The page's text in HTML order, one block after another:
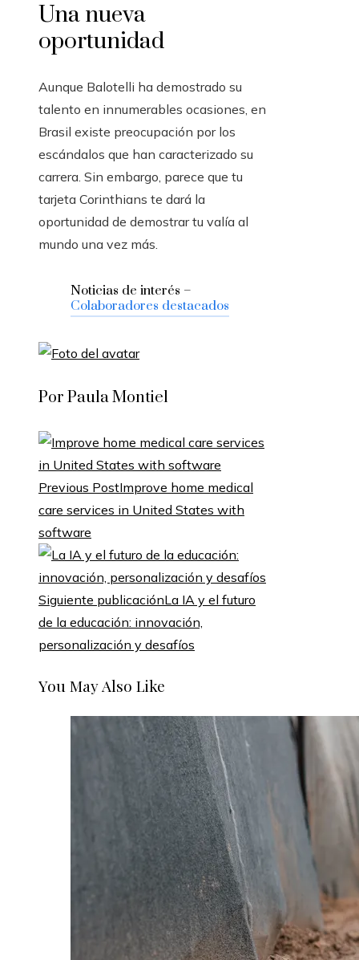
Una nueva
oportunidad
Aunque Balotelli ha demostrado su
talento en innumerables ocasiones, en
Brasil existe preocupación por los
escándalos que han caracterizado su
carrera. Sin embargo, parece que tu
tarjeta Corinthians te dará la
oportunidad de demostrar tu valía al
mundo una vez más.
Noticias de interés –
Colaboradores destacados
Por Paula Montiel
Previous PostImprove home medical
care services in United States with
software
Siguiente publicaciónLa IA y el futuro
de la educación: innovación,
personalización y desafíos
You May Also Like